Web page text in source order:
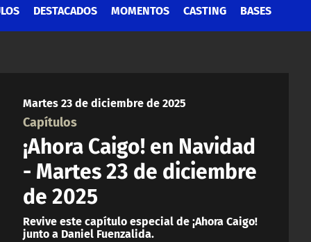
DESTACADOS MOMENTOS CASTING BASES
Martes 23 de diciembre de 2025
Capítulos
¡Ahora Caigo! en Navidad
- Martes 23 de diciembre
de 2025
Revive este capítulo especial de ¡Ahora Caigo!
junto a Daniel Fuenzalida.